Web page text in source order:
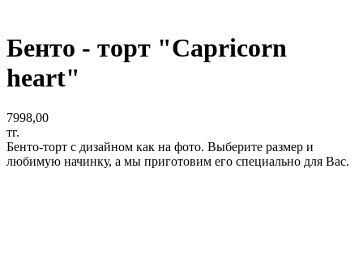
Бенто - торт "Capricorn
heart"
7998,00
тг.
Бенто-торт с дизайном как на фото. Выберите размер и
любимую начинку, а мы приготовим его специально для Вас.